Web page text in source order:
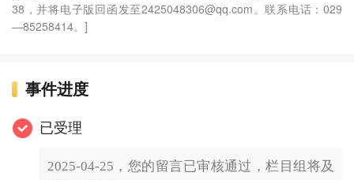
38，并将电子版回函发至2425048306@qq.com。联系电话：029
—85258414。]
事件进度
已受理
2025-04-25，您的留言已审核通过，栏目组将及